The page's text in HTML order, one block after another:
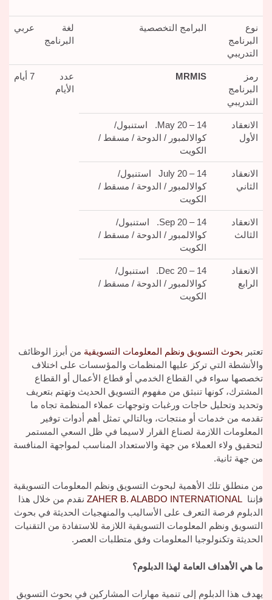
نوع
البرنامج
التدريبي
البرامج التخصصية
لغة
البرنامج
عربي
رمز
البرنامج
التدريبي
MRMIS
عدد
الأيام
7 أيام
الانعقاد
الأول
14 – 20 May. استنبول/
كوالالمبور / الدوحة / مسقط /
الكويت
الانعقاد
الثاني
14 – 20 July استنبول/
كوالالمبور / الدوحة / مسقط /
الكويت
الانعقاد
الثالث
14 – 20 Sep. استنبول/
كوالالمبور / الدوحة / مسقط /
الكويت
الانعقاد
الرابع
14 – 20 Dec. استنبول/
كوالالمبور / الدوحة / مسقط /
الكويت
تعتبر بحوث التسويق ونظم المعلومات التسويقية من أبرز الوظائف
والأنشطة التي تركز عليها المنظمات والمؤسسات على اختلاف
تخصصها سواء في القطاع الخدمي أو قطاع الأعمال أو القطاع
المشترك، كونها تنبثق من مفهوم التسويق الحديث وتهتم بتعريف
وتحديد وتحليل حاجات ورغبات وتوجهات عملاء المنظمة تجاه ما
تقدمه من خدمات أو منتجات، وبالتالي تمثل أهم أدوات توفير
المعلومات اللازمة لصناع القرار لاسيما في ظل السعي المستمر
لتحقيق ولاء العملاء من جهة والاستعداد المناسب لمواجهة المنافسة
من جهة ثانية.
من منطلق تلك الأهمية لبحوث التسويق ونظم المعلومات التسويقية
فإننا ZAHER B. ALABDO INTERNATIONAL نقدم من خلال هذا
الدبلوم فرصة التعرف على الأساليب والمنهجيات الحديثة في بحوث
التسويق ونظم المعلومات التسويقية اللازمة للاستفادة من التقنيات
الحديثة وتكنولوجيا المعلومات وفق متطلبات العصر.
ما هي الأهداف العامة لهذا الدبلوم؟
يهدف هذا الدبلوم إلى تنمية مهارات المشاركين في بحوث التسويق